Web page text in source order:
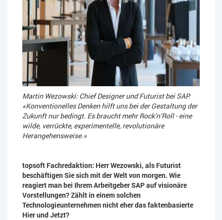
Martin Wezowski: Chief Designer und Futurist bei SAP:
«Konventionelles Denken hilft uns bei der Gestaltung der
Zukunft nur bedingt. Es braucht mehr Rock’n’Roll - eine
wilde, verrückte, experimentelle, revolutionäre
Herangehensweise.»
topsoft Fachredaktion: Herr Wezowski, als Futurist
beschäftigen Sie sich mit der Welt von morgen. Wie
reagiert man bei Ihrem Arbeitgeber SAP auf visionäre
Vorstellungen? Zählt in einem solchen
Technologieunternehmen nicht eher das faktenbasierte
Hier und Jetzt?